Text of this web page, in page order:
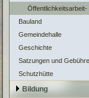
Bauland
Gemeindehalle
Geschichte
Satzungen und
Schutzhütte
Bildung